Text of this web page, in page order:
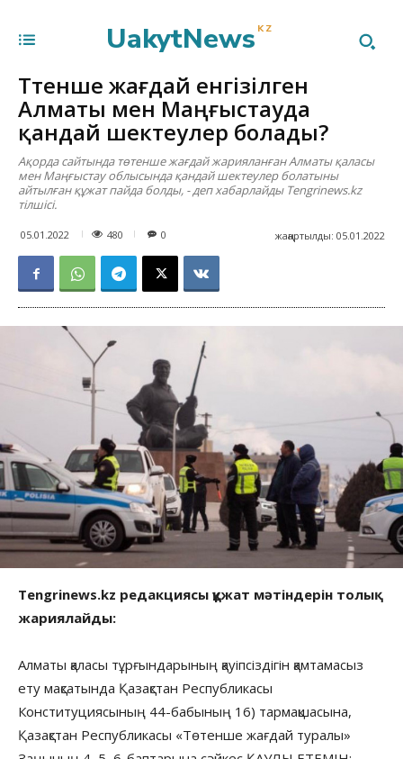
UakytNews KZ
Төтенше жағдай енгізілген
Алматы мен Маңғыстауда
қандай шектеулер болады?
Ақорда сайтында төтенше жағдай жарияланған Алматы қаласы
мен Маңғыстау облысында қандай шектеулер болатыны
айтылған құжат пайда болды, - деп хабарлайды Tengrinews.kz
тілшісі.
05.01.2022 480 жаңартылды: 05.01.2022
0
Tengrinews.kz редакциясы құжат мәтіндерін толық
жариялайды:
Алматы қаласы тұрғындарының қауіпсіздігін қамтамасыз
ету мақсатында Қазақстан Республикасы
Конституциясының 44-бабының 16) тармақшасына,
Қазақстан Республикасы «Төтенше жағдай туралы»